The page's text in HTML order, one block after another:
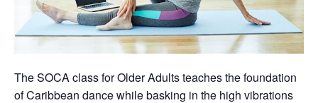
The SOCA class for Older Adults teaches the foundation
of Caribbean dance while basking in the high vibrations